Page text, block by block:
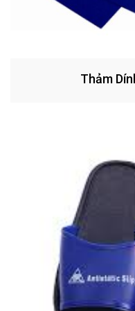
Thảm